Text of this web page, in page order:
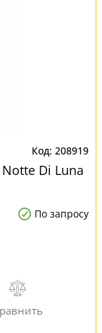
208919
Di Luna
По запросу